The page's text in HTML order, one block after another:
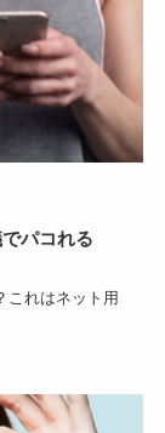
パコれる
これはネット用